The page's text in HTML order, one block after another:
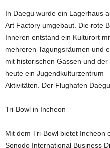
In Daegu wurde ein Lagerhaus
Art Factory umgebaut. Die rote
Inneren entstand ein Kulturort
mehreren Tagungsräumen und
mit historischen Gassen und
heute ein Jugendkulturzentrum
Aktivitäten. Der Flughafen
Tri-Bowl in Incheon
Mit dem Tri-Bowl bietet Incheon
Songdo International Business